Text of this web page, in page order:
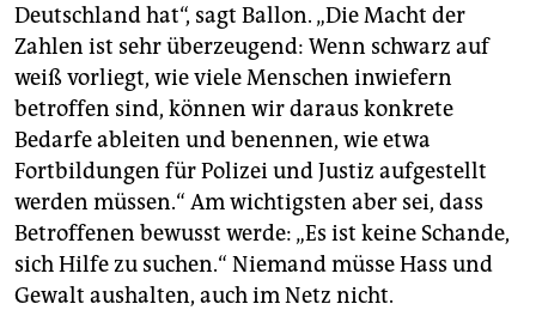
Deutschland hat“, sagt Ballon. „Die Macht der
Zahlen ist sehr überzeugend: Wenn schwarz auf
weiß vorliegt, wie viele Menschen inwiefern
betroffen sind, können wir daraus konkrete
Bedarfe ableiten und benennen, wie etwa
Fortbildungen für Polizei und Justiz aufgestellt
werden müssen.“ Am wichtigsten aber sei, dass
Betroffenen bewusst werde: „Es ist keine Schande,
sich Hilfe zu suchen.“ Niemand müsse Hass und
Gewalt aushalten, auch im Netz nicht.